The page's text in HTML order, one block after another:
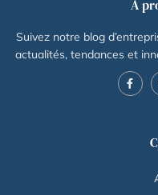
À
Suivez notre blog
actualités, tendances et